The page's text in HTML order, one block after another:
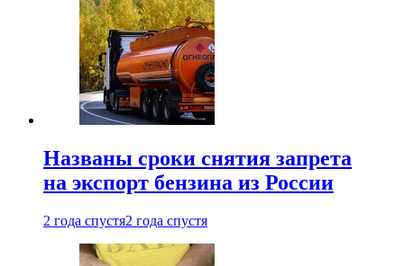
Названы сроки снятия запрета
на экспорт бензина из России
2 года спустя2 года спустя